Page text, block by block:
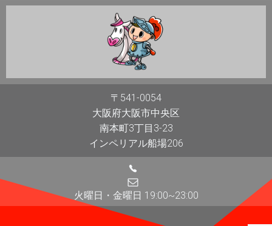
〒541-0054
大阪府大阪市中央区
南本町3丁目3-23
インペリアル船場206
火曜日・金曜日 19:00~23:00